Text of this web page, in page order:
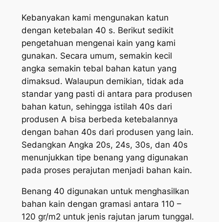
Kebanyakan kami mengunakan katun
dengan ketebalan 40 s. Berikut sedikit
pengetahuan mengenai kain yang kami
gunakan. Secara umum, semakin kecil
angka semakin tebal bahan katun yang
dimaksud. Walaupun demikian, tidak ada
standar yang pasti di antara para produsen
bahan katun, sehingga istilah 40s dari
produsen A bisa berbeda ketebalannya
dengan bahan 40s dari produsen yang lain.
Sedangkan Angka 20s, 24s, 30s, dan 40s
menunjukkan tipe benang yang digunakan
pada proses perajutan menjadi bahan kain.
Benang 40 digunakan untuk menghasilkan
bahan kain dengan gramasi antara 110 –
120 gr/m2 untuk jenis rajutan jarum tunggal.